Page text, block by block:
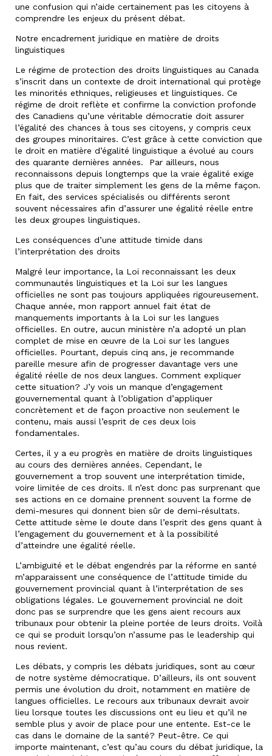
une confusion qui n’aide certainement pas les citoyens à
comprendre les enjeux du présent débat.
Notre encadrement juridique en matière de droits
linguistiques
Le régime de protection des droits linguistiques au Canada
s’inscrit dans un contexte de droit international qui protège
les minorités ethniques, religieuses et linguistiques. Ce
régime de droit reflète et confirme la conviction profonde
des Canadiens qu’une véritable démocratie doit assurer
l’égalité des chances à tous ses citoyens, y compris ceux
des groupes minoritaires. C’est grâce à cette conviction que
le droit en matière d’égalité linguistique a évolué au cours
des quarante dernières années. Par ailleurs, nous
reconnaissons depuis longtemps que la vraie égalité exige
plus que de traiter simplement les gens de la même façon.
En fait, des services spécialisés ou différents seront
souvent nécessaires afin d’assurer une égalité réelle entre
les deux groupes linguistiques.
Les conséquences d’une attitude timide dans
l’interprétation des droits
Malgré leur importance, la Loi reconnaissant les deux
communautés linguistiques et la Loi sur les langues
officielles ne sont pas toujours appliquées rigoureusement.
Chaque année, mon rapport annuel fait état de
manquements importants à la Loi sur les langues
officielles. En outre, aucun ministère n’a adopté un plan
complet de mise en œuvre de la Loi sur les langues
officielles. Pourtant, depuis cinq ans, je recommande
pareille mesure afin de progresser davantage vers une
égalité réelle de nos deux langues. Comment expliquer
cette situation? J’y vois un manque d’engagement
gouvernemental quant à l’obligation d’appliquer
concrètement et de façon proactive non seulement le
contenu, mais aussi l’esprit de ces deux lois
fondamentales.
Certes, il y a eu progrès en matière de droits linguistiques
au cours des dernières années. Cependant, le
gouvernement a trop souvent une interprétation timide,
voire limitée de ces droits. Il n’est donc pas surprenant que
ses actions en ce domaine prennent souvent la forme de
demi-mesures qui donnent bien sûr de demi-résultats.
Cette attitude sème le doute dans l’esprit des gens quant à
l’engagement du gouvernement et à la possibilité
d’atteindre une égalité réelle.
L’ambiguïté et le débat engendrés par la réforme en santé
m’apparaissent une conséquence de l’attitude timide du
gouvernement provincial quant à l’interprétation de ses
obligations légales. Le gouvernement provincial ne doit
donc pas se surprendre que les gens aient recours aux
tribunaux pour obtenir la pleine portée de leurs droits. Voilà
ce qui se produit lorsqu’on n’assume pas le leadership qui
nous revient.
Les débats, y compris les débats juridiques, sont au cœur
de notre système démocratique. D’ailleurs, ils ont souvent
permis une évolution du droit, notamment en matière de
langues officielles. Le recours aux tribunaux devrait avoir
lieu lorsque toutes les discussions ont eu lieu et qu’il ne
semble plus y avoir de place pour une entente. Est-ce le
cas dans le domaine de la santé? Peut-être. Ce qui
importe maintenant, c’est qu’au cours du débat juridique, la